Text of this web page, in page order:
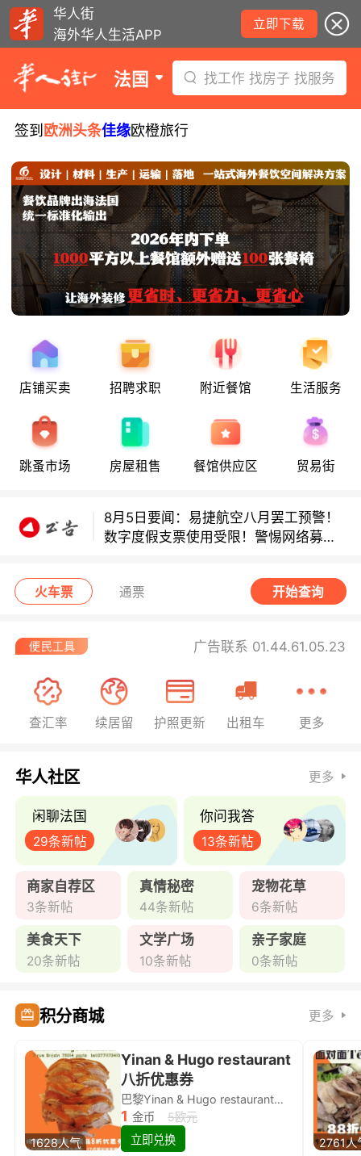
华人街
海外华人生活APP
立即下载
法国 找工作 找房子 找服务
签到 欧洲头条佳缘欧橙旅行
店铺买卖 招聘求职 附近餐馆 生活服务
跳蚤市场 房屋租售 餐馆供应区 贸易街
8月5日要闻：易捷航空八月罢工预警！
数字度假支票使用受限！警惕网络募捐
8月5日要闻：易捷航空八月罢工预警！
数字度假支票使用受限！警惕网络募捐
数字度假支票使用受限！警惕网络募捐
火车票 通票 开始查询
广告联系 01.44.61.05.23
查汇率 续居留 护照更新 出租车 更多
华人社区 更多
闲聊法国
29条新帖
你问我答
13条新帖
商家自荐区
3条新帖
真情秘密
44条新帖
宠物花草
6条新帖
美食天下
20条新帖
文学广场
10条新帖
亲子家庭
0条新帖
积分商城 更多
1628人气
Yinan & Hugo restaurant
八折优惠券
巴黎Yinan & Hugo restaurant除简餐类全场8折
1 金币
5欧元
立即兑换
2761人